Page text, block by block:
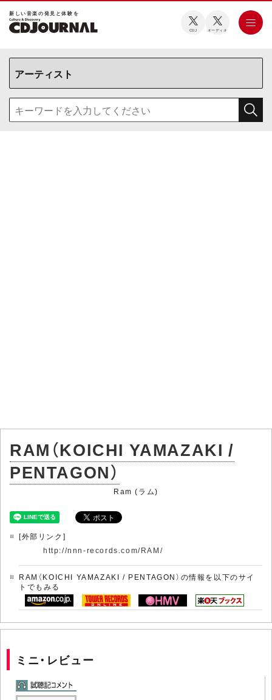
新しい⾳楽の発⾒と体験を
CDJ オーディオ
RAM（KOICHI YAMAZAKI /
PENTAGON）
Ram (ラム)
[外部リンク]
http://nnn-records.com/RAM/
RAM（KOICHI YAMAZAKI / PENTAGON）の情報を以下のサイ
トでもみる
ミニ・レビュー